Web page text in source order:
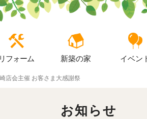
リフォーム 新築の家 イベン
店会主催 お客さま大感謝祭
お知らせ